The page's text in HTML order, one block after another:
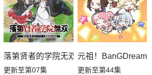
落第贤者的学院无双第二回转生，S等级
更新至第07集
元祖！BanGDream
更新至第44集